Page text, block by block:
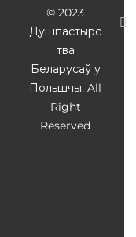
© 2023
Душпастырс
тва
Беларусаў у
Польшчы. All
Right
Reserved